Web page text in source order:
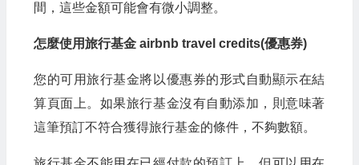
間，這些金額可能會有微小調整。
怎麼使用旅行基金 airbnb travel credits(優惠券)
您的可用旅行基金將以優惠券的形式自動顯示在結
算頁面上。如果旅行基金沒有自動添加，則意味著
這筆預訂不符合獲得旅行基金的條件，不夠數額。